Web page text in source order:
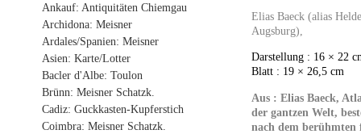
Ankauf: Antiquitäten Chiemgau
Archidona: Meisner
Ardales/Spanien: Meisner
Asien: Karte/Lotter
Bacler d'Albe: Toulon
Brünn: Meisner Schatzk.
Cadiz: Guckkasten-Kupferstich
Coimbra: Meisner Schatzk.
Elias Baeck (alias
Augsburg),
Darstellung : 16 × 22
Blatt : 19 × 26,5 cm
Aus : Elias Baeck,
der gantzen Welt,
nach dem